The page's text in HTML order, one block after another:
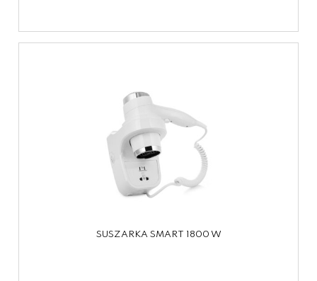
SUSZARKA SMART 1800 W